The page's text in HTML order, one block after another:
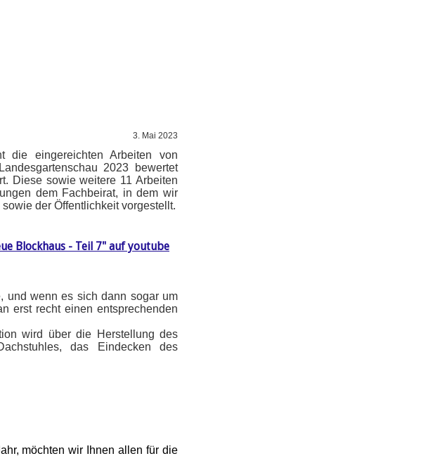
3. Mai 2023
die eingereichten Arbeiten von
2023 bewertet
Diese sowie weitere 11 Arbeiten
dem Fachbeirat, in dem wir
der Öffentlichkeit vorgestellt.
Blockhaus - Teil 7" auf youtube
und wenn es sich dann sogar um
erst recht einen entsprechenden
wird über die Herstellung des
das Eindecken des
möchten wir Ihnen allen für die